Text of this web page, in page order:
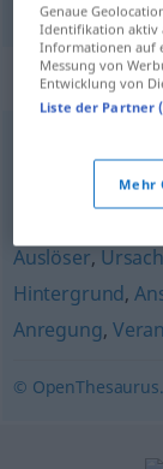
,Reiz,
Auslöser,
Hintergrund,
Anregung,
©
Genaue
Identifikation aktiv
Informationen auf
Messung von
Entwicklung von
Liste der Partner
Mehr